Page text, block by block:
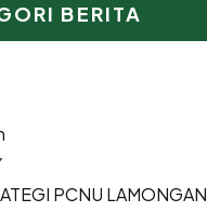
BERITA
PCNU LAMONGAN